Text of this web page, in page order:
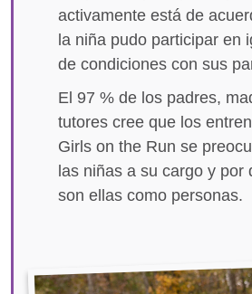
activamente está de
la niña pudo participar en
de condiciones con sus
El 97 % de los padres,
tutores cree que los
Girls on the Run se
las niñas a su cargo y por
son ellas como personas.